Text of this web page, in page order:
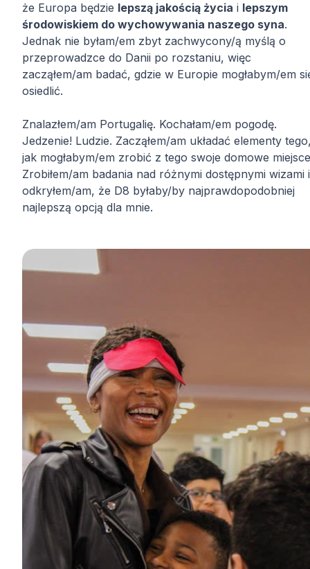
że Europa będzie lepszą jakością życia i lepszym
środowiskiem do wychowywania naszego syna.
Jednak nie byłam/em zbyt zachwycony/ą myślą o
przeprowadzce do Danii po rozstaniu, więc
zacząłem/am badać, gdzie w Europie mogłabym/em
osiedlić.
Znalazłem/am Portugalię. Kochałam/em pogodę.
Jedzenie! Ludzie. Zacząłem/am układać elementy
jak mogłabym/em zrobić z tego swoje domowe
Zrobiłem/am badania nad różnymi dostępnymi wizami i
odkryłem/am, że D8 byłaby/by najprawdopodobniej
najlepszą opcją dla mnie.